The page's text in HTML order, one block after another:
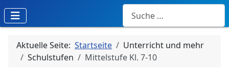
Suchen
Aktuelle Seite: Startseite
Unterricht und mehr
Schulstufen
Mittelstufe Kl. 7-10